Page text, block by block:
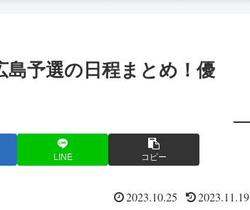
島予選の日程まとめ！優
LINE コピー
2023.10.25 2023.11.19